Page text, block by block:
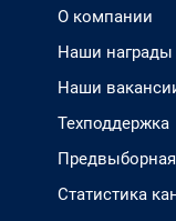
О компании
Наши награды
Наши
Техподдержка
Предвыборная
Статистика